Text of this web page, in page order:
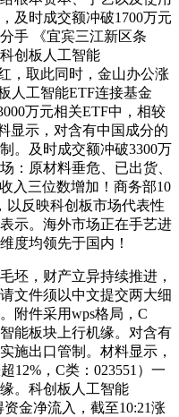
及时成交额冲破1700万元
手 《宜宾三江新区条
创板人工智能
，取此同时，金山办公涨
人工智能ETF连接基金
万元相关ETF中，相较
显示，对含有中国成分的
。及时成交额冲破3300万
：原材料垂危、已出货、
入三位数增加！商务部10
以反映科创板市场代表性
示。海外市场正在手艺进
度均领先于国内！
，财产立异持续推进，
文件须以中文提交两大细
附件采用wps格局，C
能板块上行机缘。对含有
施出口管制。材料显示，
12%，C类：023551）一
。科创板人工智能
金净流入，截至10:21涨